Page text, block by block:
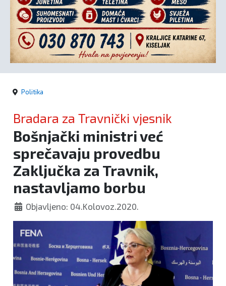
Crna
kronika
Politika
Politika
Bradara za Travnički vjesnik
Bošnjački ministri već
sprečavaju provedbu
Zaključka za Travnik,
nastavljamo borbu
Objavljeno: 04.Kolovoz.2020.